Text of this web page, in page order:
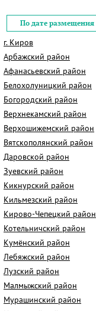
По дате размещения
г. Киров
Арбажский район
Афанасьевский район
Белохолуницкий район
Богородский район
Верхнекамский район
Верхошижемский район
Вятскополянский район
Даровской район
Зуевский район
Кикнурский район
Кильмезский район
Кирово-Чепецкий район
Котельничский район
Кумёнский район
Лебяжский район
Лузский район
Малмыжский район
Мурашинский район